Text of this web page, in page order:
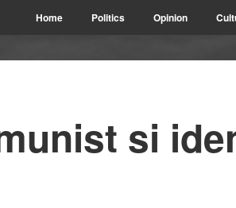
Home Politics Opinion
si